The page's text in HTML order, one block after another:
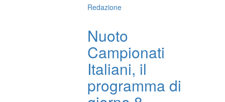
Redazione
Nuoto
Campionati
Italiani, il
programma di